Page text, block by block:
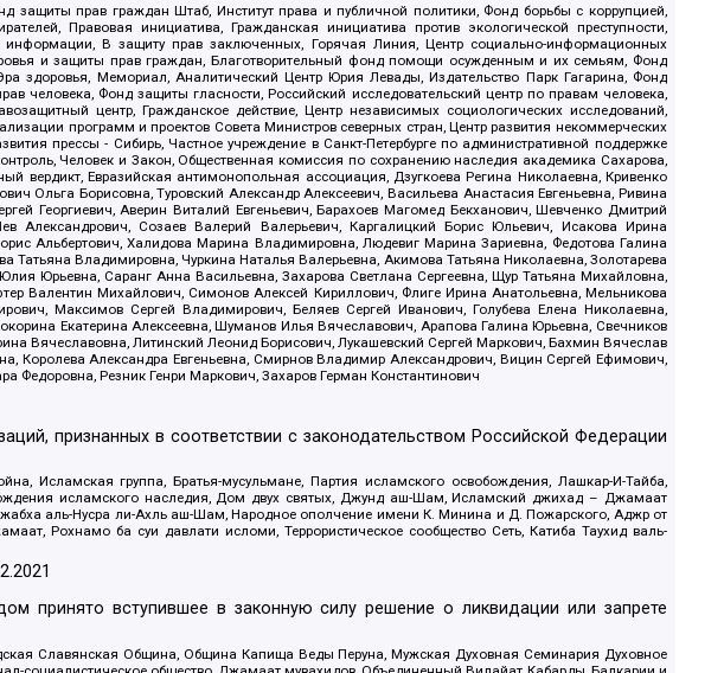
защиты прав граждан Штаб, Институт права и публичной политики, Фонд борьбы с коррупцией,
Правовая инициатива, Гражданская инициатива против экологической преступности,
В защиту прав заключенных, Горячая Линия, Центр социально-информационных
и защиты прав граждан, Благотворительный фонд помощи осужденным и их семьям, Фонд
здоровья, Мемориал, Аналитический Центр Юрия Левады, Издательство Парк Гагарина, Фонд
человека, Фонд защиты гласности, Российский исследовательский центр по правам человека,
центр, Гражданское действие, Центр независимых социологических исследований,
программ и проектов Совета Министров северных стран, Центр развития некоммерческих
прессы - Сибирь, Частное учреждение в Санкт-Петербурге по административной поддержке
Человек и Закон, Общественная комиссия по сохранению наследия академика Сахарова,
вердикт, Евразийская антимонопольная ассоциация, Дзугкоева Регина Николаевна, Кривенко
Борисовна, Туровский Александр Алексеевич, Васильева Анастасия Евгеньевна, Ривина
Георгиевич, Аверин Виталий Евгеньевич, Барахоев Магомед Бекханович, Шевченко Дмитрий
Созаев Валерий Валерьевич, Каргалицкий Борис Юльевич, Исакова Ирина
Альбертович, Халидова Марина Владимировна, Людевиг Марина Зариевна, Федотова Галина
Татьяна Владимировна, Чуркина Наталья Валерьевна, Акимова Татьяна Николаевна, Золотарева
Юрьевна, Саранг Анна Васильевна, Захарова Светлана Сергеевна, Щур Татьяна Михайловна,
Валентин Михайлович, Симонов Алексей Кириллович, Флиге Ирина Анатольевна, Мельникова
Максимов Сергей Владимирович, Беляев Сергей Иванович, Голубева Елена Николаевна,
Екатерина Алексеевна, Шуманов Илья Вячеславович, Арапова Галина Юрьевна, Свечников
Вячеславовна, Литинский Леонид Борисович, Лукашевский Сергей Маркович, Бахмин Вячеслав
Александра Евгеньевна, Смирнов Владимир Александрович, Вицин Сергей Ефимович,
Федоровна, Резник Генри Маркович, Захаров Герман Константинович
признанных в соответствии с законодательством Российской Федерации
Исламская группа, Братья-мусульмане, Партия исламского освобождения, Лашкар-И-Тайба,
исламского наследия, Дом двух святых, Джунд аш-Шам, Исламский джихад – Джамаат
аль-Нусра ли-Ахль аш-Шам, Народное ополчение имени К. Минина и Д. Пожарского, Аджр от
Рохнамо ба суи давлати исломи, Террористическое сообщество Сеть, Катиба Таухид валь-
принято вступившее в законную силу решение о ликвидации или запрете
Славянская Община, Община Капища Веды Перуна, Мужская Духовная Семинария Духовное